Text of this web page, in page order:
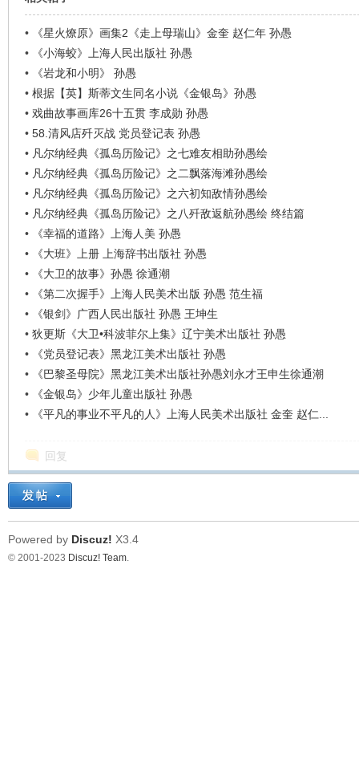
•
《星火燎原》画集2《走上母瑞山》金奎 赵仁年 孙愚
•
《小海蛟》上海人民出版社 孙愚
•
《岩龙和小明》 孙愚
• 根据【英】斯蒂文生同名小说《金银岛》孙愚
• 戏曲故事画库26十五贯 李成勋 孙愚
• 58.清风店歼灭战 党员登记表 孙愚
• 凡尔纳经典《孤岛历险记》之七难友相助孙愚绘
• 凡尔纳经典《孤岛历险记》之二飘落海滩孙愚绘
• 凡尔纳经典《孤岛历险记》之六初知敌情孙愚绘
• 凡尔纳经典《孤岛历险记》之八歼敌返航孙愚绘 终结篇
•
《幸福的道路》上海人美 孙愚
•
《大班》上册 上海辞书出版社 孙愚
•
《大卫的故事》孙愚 徐通潮
•
《第二次握手》上海人民美术出版 孙愚 范生福
•
《银剑》广西人民出版社 孙愚 王坤生
• 狄更斯《大卫•科波菲尔上集》辽宁美术出版社 孙愚
•
《党员登记表》黑龙江美术出版社 孙愚
•
《巴黎圣母院》黑龙江美术出版社孙愚刘永才王申生徐通潮
•
《金银岛》少年儿童出版社 孙愚
•
《平凡的事业不平凡的人》上海人民美术出版社 金奎 赵仁...
回复
Powered by Discuz! X3.4
© 2001-2023 Discuz! Team.